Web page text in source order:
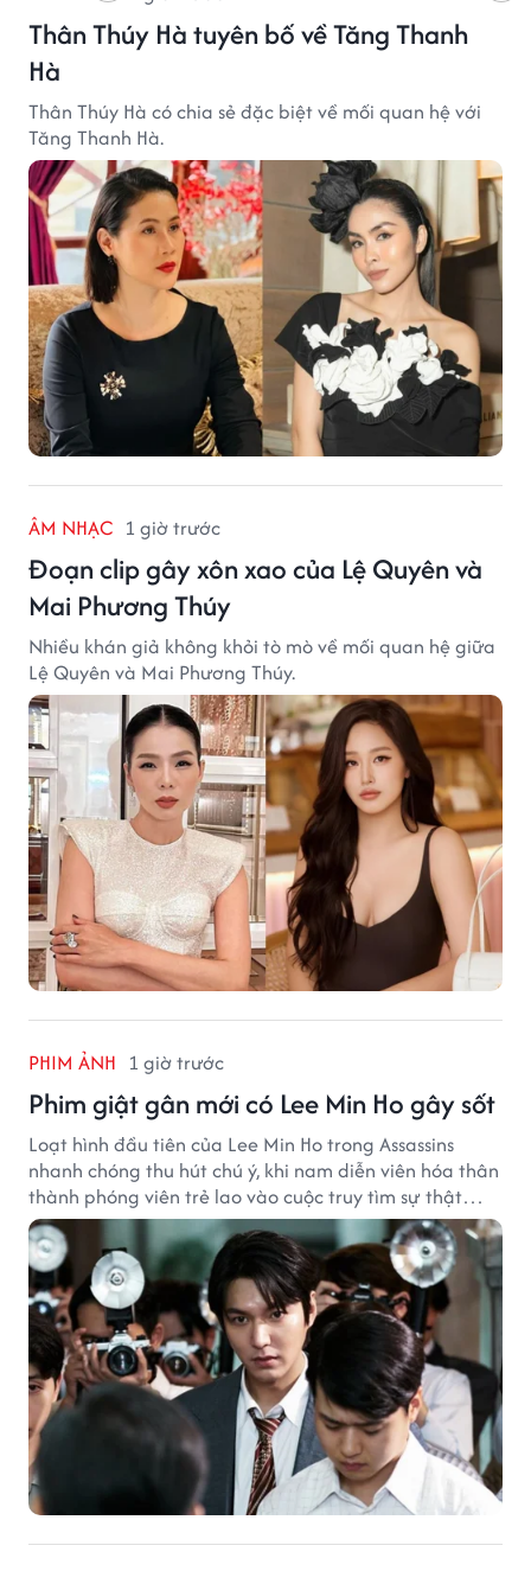
Thân Thúy Hà tuyên bố về Tăng Thanh
Hà
Thân Thúy Hà có chia sẻ đặc biệt về mối quan hệ với
Tăng Thanh Hà.
ÂM NHẠC 1 giờ trước
Đoạn clip gây xôn xao của Lệ Quyên và
Mai Phương Thúy
Nhiều khán giả không khỏi tò mò về mối quan hệ giữa
Lệ Quyên và Mai Phương Thúy.
PHIM ẢNH 1 giờ trước
Phim giật gân mới có Lee Min Ho gây sốt
Loạt hình đầu tiên của Lee Min Ho trong Assassins
nhanh chóng thu hút chú ý, khi nam diễn viên hóa thân
thành phóng viên trẻ lao vào cuộc truy tìm sự thật
phía sau một vụ ám sát gây chấn động Hàn Quốc.